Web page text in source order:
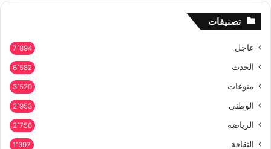
تصنيفات
عاجل 7٬894
الحدث 6٬582
منوعات 3٬520
الوطني 2٬953
الرياضة 2٬756
الثقافة 1٬997